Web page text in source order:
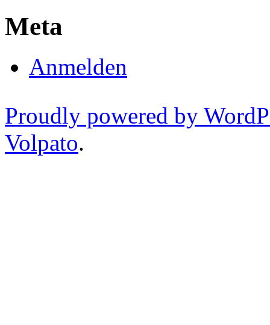
Meta
Anmelden
Proudly powered by
Volpato.